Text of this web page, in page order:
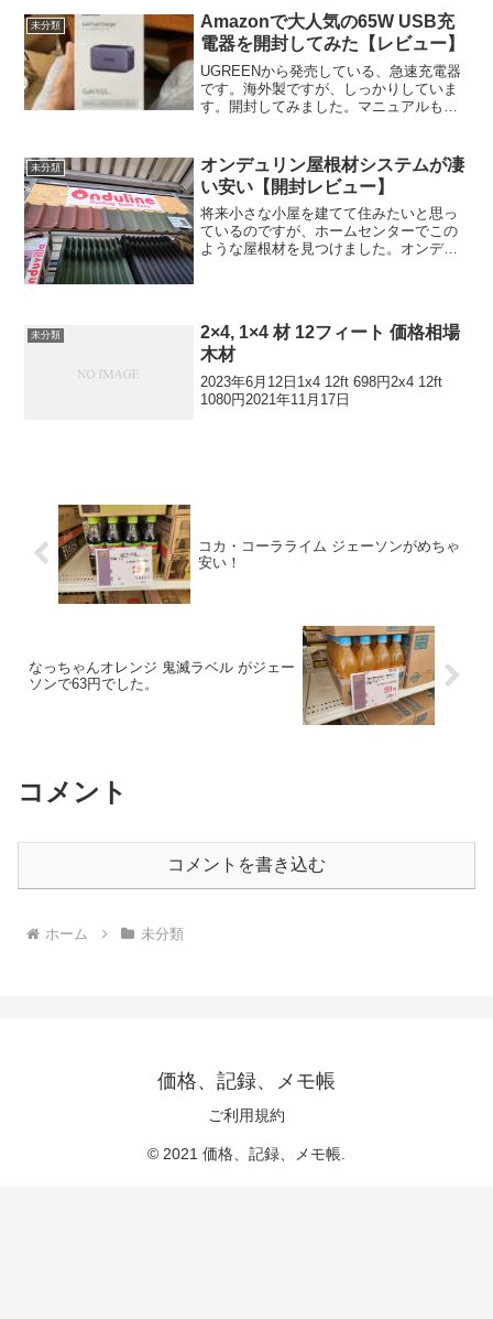
水に濡らしたらだめです。サイズはこん
な感じです。全体がホ...
未分類
Amazonで大人気の65W USB充
電器を開封してみた【レビュー】
UGREENから発売している、急速充電器
です。海外製ですが、しっかりしていま
す。開封してみました。マニュアルも載
ンパクトです。65W対応ですが、小さい
です。つまんで持て...
未分類
オンデュリン屋根材システムが凄
い安い【開封レビュー】
将来小さな小屋を建てて住みたいと思っ
ているのですが、ホームセンターでこの
ような屋根材を見つけました。オンデュ
これはかなり安く、波板よ...
未分類
2×4, 1×4 材 12フィート 価格相場
木材
2023年6月12日1x4 12ft 698円2x4 12ft
1080円2021年11月17日
コカ・コーラライム ジェーソンがめちゃ
安い！
なっちゃんオレンジ 鬼滅ラベル がジェー
ソンで63円でした。
コメント
コメントを書き込む
ホーム 未分類
価格、記録、メモ帳
ご利用規約
© 2021 価格、記録、メモ帳.